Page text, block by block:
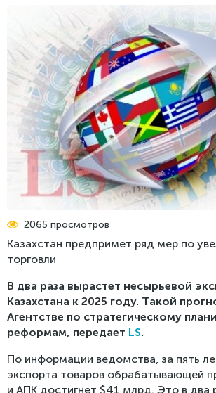
предпринимательства
Меморандум о взаимном
поддержки цифрового правительства и
омбудсмена
Рекомендации Сената
Обратная связь
СМИ об омбудсмене
Фотогалерея
Видео
Международные новости
Доклады, выступления
Инфографика
2065 просмотров
Казахстан предпримет ряд мер по
торговли
В два раза вырастет несырьевой
Казахстана к 2025 году. Такой
Агентстве по стратегическому
реформам, передает LS.
По информации ведомства, за пять
экспорта товаров обрабатывающей
и АПК достигнет $41 млрд. Это в два